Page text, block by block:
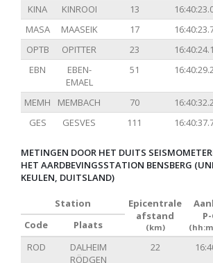
KINA
KINROOI 13
MASA
MAASEIK 17
OPTB
OPITTER 23
EBN
EBEN-
EMAEL
51
MEMH MEMBACH 70
GES
GESVES 111
METINGEN DOOR HET DUITS
HET AARDBEVINGSSTATION BENSBERG
KEULEN, DUITSLAND)
Station
Epicentrale
afstand
(km)
Code
Plaats
ROD
DALHEIM
RÖDGEN
22